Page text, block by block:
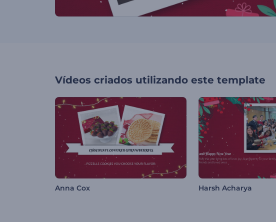
Vídeos criados utilizando este template
Anna Cox Harsh Acharya